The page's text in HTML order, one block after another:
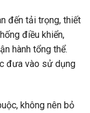
đến tải trọng, thiết
điều khiển,
hành tổng thể.
đưa vào sử dụng
không nên bỏ